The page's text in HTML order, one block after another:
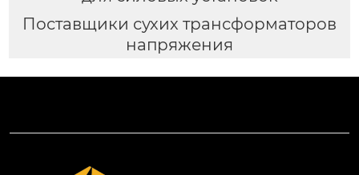
Поставщики сухих трансформаторов
напряжения